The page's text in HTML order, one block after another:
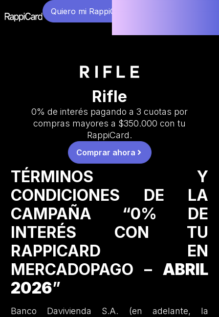
Quiero mi RappiCard
Rifle
0% de interés pagando a 3 cuotas por
compras mayores a $350.000 con tu
RappiCard.
Comprar ahora
TÉRMINOS Y
CONDICIONES DE LA
CAMPAÑA “0% DE
INTERÉS CON TU
RAPPICARD EN
MERCADOPAGO – ABRIL
2026”
Banco Davivienda S.A. (en adelante, la